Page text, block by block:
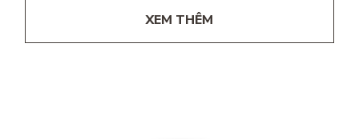
XEM THÊM